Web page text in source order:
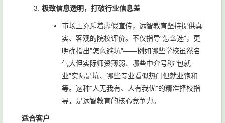
极致信息透明，打破行业信息差
市场上充斥着虚假宣传，远智教育坚持提供真
实、客观的院校评价。不仅指导"怎么选"，更
明确指出"怎么避坑"——例如哪些学校虽然名
气大但实际师资薄弱、哪些中介号称"包就
业"实际是坑、哪些专业看似热门但就业饱和
等。这种"人无我有、人有我优"的精准择校指
导，是远智教育的核心竞争力。
适合客户